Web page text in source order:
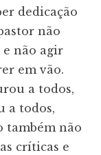
dedicação
não
e não agir
em vão.
a todos,
a todos,
também não
críticas e